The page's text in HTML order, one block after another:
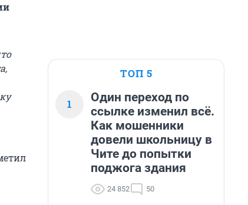
ТОП 5
1
Один переход по
ссылке изменил всё.
Как мошенники
довели школьницу в
Чите до попытки
поджога здания
24 852 50